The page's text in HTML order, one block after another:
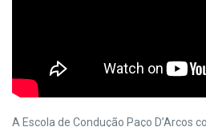
A Escola de Condução Paço D’Arcos